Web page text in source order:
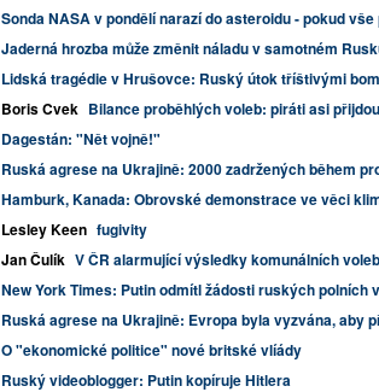
Sonda NASA v pondělí narazí do asteroidu - pokud
Jaderná hrozba může změnit náladu v samotném
Lidská tragédie v Hrušovce: Ruský útok tříštivými
Boris Cvek Bilance proběhlých voleb: piráti asi
Dagestán: "Nět vojně!"
Ruská agrese na Ukrajině: 2000 zadržených během
Hamburk, Kanada: Obrovské demonstrace ve věci
Lesley Keen fugivity
Jan Čulík V ČR alarmující výsledky komunálních
New York Times: Putin odmítl žádosti ruských polních
Ruská agrese na Ukrajině: Evropa byla vyzvána, aby
O "ekonomické politice" nové britské vlíády
Ruský videoblogger: Putin kopíruje Hitlera